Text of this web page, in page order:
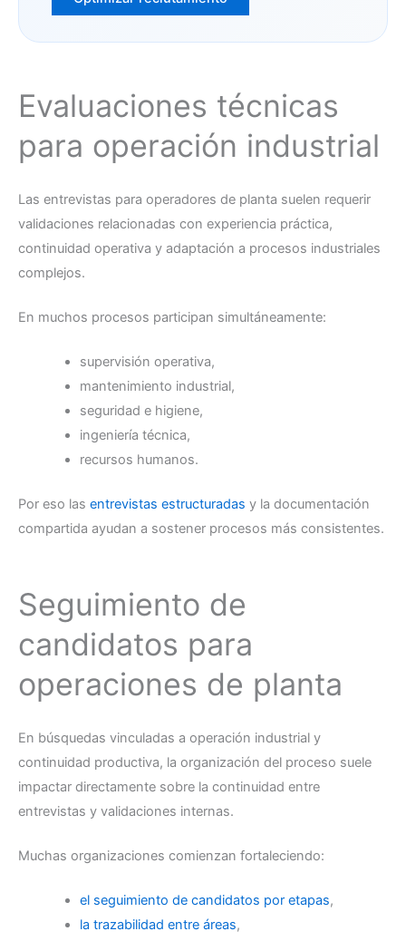
Evaluaciones técnicas
para operación industrial
Las entrevistas para operadores de planta suelen requerir
validaciones relacionadas con experiencia práctica,
continuidad operativa y adaptación a procesos industriales
complejos.
En muchos procesos participan simultáneamente:
supervisión operativa,
mantenimiento industrial,
seguridad e higiene,
ingeniería técnica,
recursos humanos.
Por eso las entrevistas estructuradas y la documentación
compartida ayudan a sostener procesos más consistentes.
Seguimiento de
candidatos para
operaciones de planta
En búsquedas vinculadas a operación industrial y
continuidad productiva, la organización del proceso suele
impactar directamente sobre la continuidad entre
entrevistas y validaciones internas.
Muchas organizaciones comienzan fortaleciendo:
el seguimiento de candidatos por etapas,
la trazabilidad entre áreas,